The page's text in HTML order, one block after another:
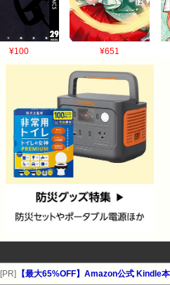
¥100 ¥651
[PR] 【最大65%OFF】Amazon公式 Kindle